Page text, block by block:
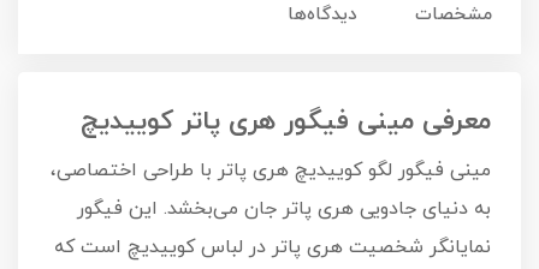
مشخصات دیدگاه‌ها
معرفی مینی فیگور هری پاتر کوییدیچ
مینی فیگور لگو کوییدیچ هری پاتر با طراحی اختصاصی،
به دنیای جادویی هری پاتر جان می‌بخشد. این فیگور
نمایانگر شخصیت هری پاتر در لباس کوییدیچ است که